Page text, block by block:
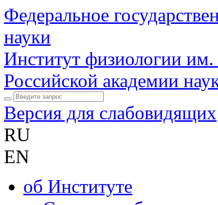
Федеральное
науки
Институт физиологии
Российской академии
Версия для слабовидящих
RU
EN
об Институте